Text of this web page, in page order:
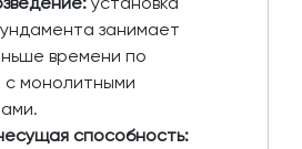
занимает
времени по
монолитными
способность: